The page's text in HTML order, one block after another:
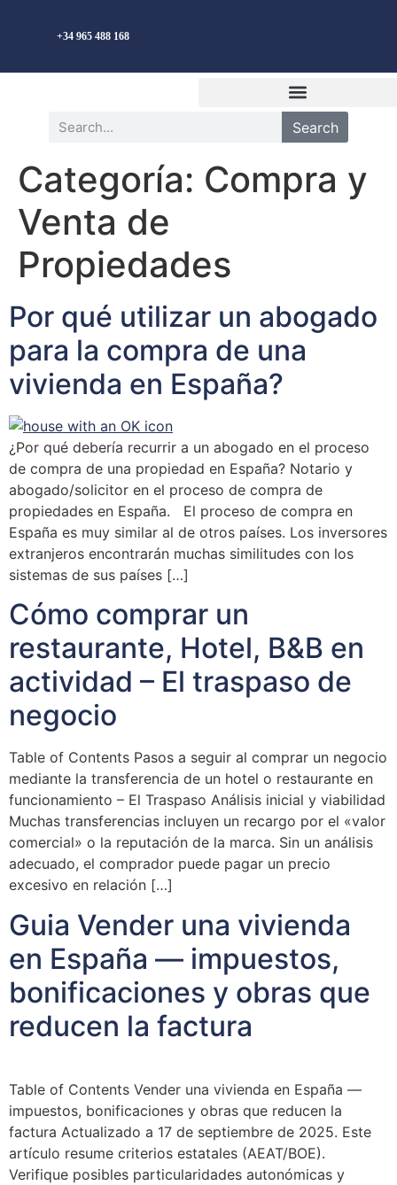
+34 965 488 168
Search
Categoría: Compra y
Venta de
Propiedades
Por qué utilizar un abogado
para la compra de una
vivienda en España?
¿Por qué debería recurrir a un abogado en el proceso
de compra de una propiedad en España? Notario y
abogado/solicitor en el proceso de compra de
propiedades en España. El proceso de compra en
España es muy similar al de otros países. Los inversores
extranjeros encontrarán muchas similitudes con los
sistemas de sus países […]
Cómo comprar un
restaurante, Hotel, B&B en
actividad – El traspaso de
negocio
Table of Contents Pasos a seguir al comprar un negocio
mediante la transferencia de un hotel o restaurante en
funcionamiento – El Traspaso Análisis inicial y viabilidad
Muchas transferencias incluyen un recargo por el «valor
comercial» o la reputación de la marca. Sin un análisis
adecuado, el comprador puede pagar un precio
excesivo en relación […]
Guia Vender una vivienda
en España — impuestos,
bonificaciones y obras que
reducen la factura
Table of Contents Vender una vivienda en España —
impuestos, bonificaciones y obras que reducen la
factura Actualizado a 17 de septiembre de 2025. Este
artículo resume criterios estatales (AEAT/BOE).
Verifique posibles particularidades autonómicas y